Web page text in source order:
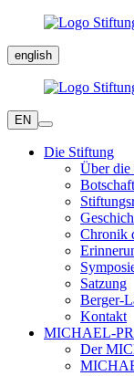
english
EN
Die Stiftung
Über
Chronik
Satzung
Berger-
Kontakt
MICHAEL-
Der